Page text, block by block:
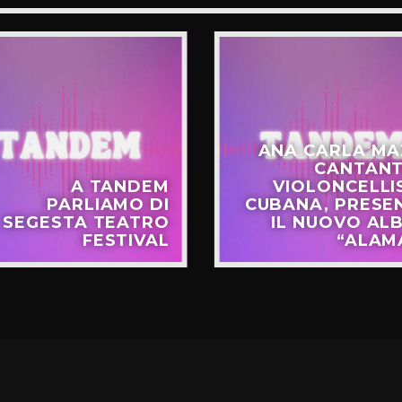
A TANDEM
PARLIAMO DI
SEGESTA TEATRO
FESTIVAL
ANA CARLA
CUBANA,
IL NUOVO